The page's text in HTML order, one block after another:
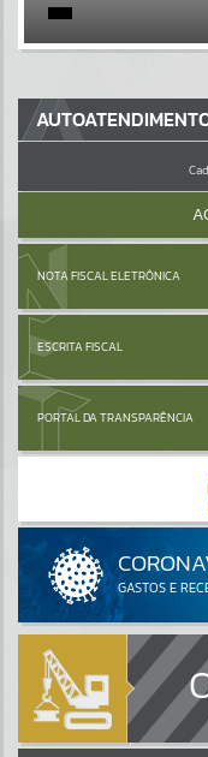
GALERIAS
NOTA FISCAL ELETRÔNICA
ESCRITA FISCAL
PORTAL DA TRANSPARÊNCIA